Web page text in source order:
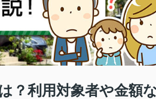
？利用対象者や金額